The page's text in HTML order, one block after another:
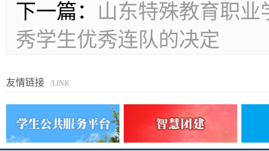
下一篇： 山东特殊教育职业
秀学生优秀连队的决定
友情链接 /LINK